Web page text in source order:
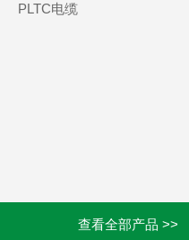
PLTC电缆
查看全部产品 >>